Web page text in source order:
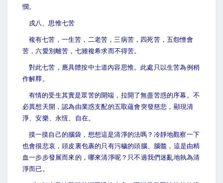
憫。
戍八、思惟七苦
複有七苦，一生苦，二老苦，三病苦，四死苦，五怨憎會
苦，六愛別離苦，七雖複希求而不得苦。
對此七苦，應具體按中士道內容思惟。此處只以生苦為例稍
作解釋。
有情的受生其實是眾苦的開端，拉開了無盡苦惑的序幕。不
必異想天開，認為由業惑支配的五取蘊會突發慈悲，顯現清
淨、安樂、永恆、自在。
摸一摸自己的腦袋，想想這是清淨的法嗎？冷靜地觀察一下
也會很悲哀，頭皮裏包裹的只有污穢的頭腦、腦髓，這是由精
血一步步發展而來的，哪來清淨呢？只不過我們迷亂地執為清
淨而已。